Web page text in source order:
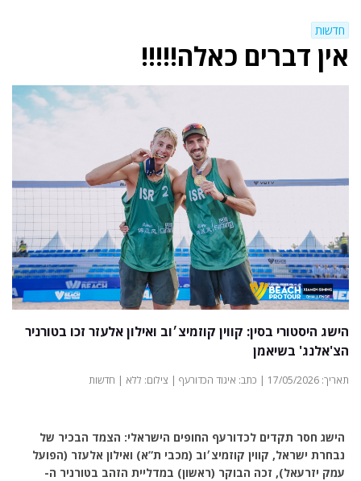
חדשות
אין דברים כאלה!!!!!
הישג היסטורי בסין: קווין קוזמיצ׳וב ואילון אלעזר זכו בטורניר
הצ'אלנג' בשיאמן
תאריך: 17/05/2026 | כתב: איגוד הכדורעף | צילום: ללא | חדשות
הישג חסר תקדים לכדורעף החופים הישראלי: הצמד הבכיר של
נבחרת ישראל, קווין קוזמיצ׳וב (מכבי ת”א) ואילון אלעזר (הפועל
עמק יזרעאל), זכה הבוקר (ראשון) במדליית הזהב בטורניר ה-